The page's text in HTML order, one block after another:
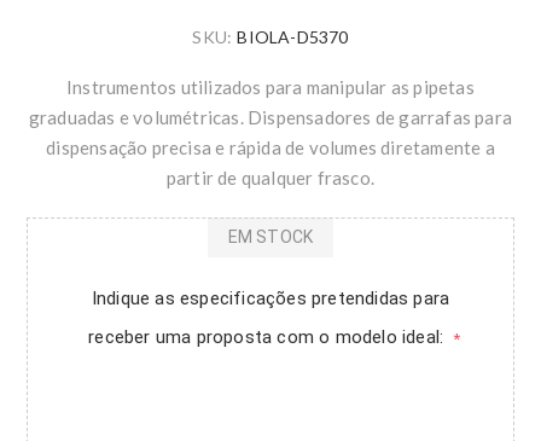
SKU: BIOLA-D5370
Instrumentos utilizados para manipular as pipetas
graduadas e volumétricas. Dispensadores de garrafas para
dispensação precisa e rápida de volumes diretamente a
partir de qualquer frasco.
Indique as especificações pretendidas para
receber uma proposta com o modelo ideal: *
EM STOCK